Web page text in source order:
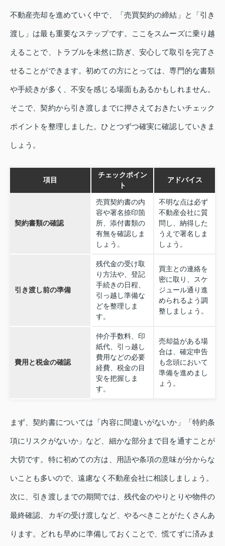
不動産売却を進めていく中で、「売買契約の締結」と「引き
渡し」は最も重要なステップです。ここをスムーズに乗り越
えることで、トラブルを未然に防ぎ、安心して取引を完了さ
せることができます。初めての方にとっては、専門的な書類
や手続きが多く、不安を感じる場面もあるかもしれません。
そこで、契約から引き渡しまでに押さえておきたいチェック
ポイントを整理しました。ひとつずつ確実に確認していきま
しょう。
項目
チェックポイン
ト
アドバイス
契約書類の確認
売買契約書の内
容や署名捺印箇
所、添付書類の
有無を確認しま
しょう。
不明な点は必ず
不動産会社に質
問し、納得した
うえで署名しま
しょう。
引き渡し前の準備
残代金の受け取
り方法や、登記
手続きの日程、
引っ越し準備な
どを整理しま
す。
買主との連絡を
密に取り、スケ
ジュール通り進
められるよう調
整しましょう。
費用と税金の確認
仲介手数料、印
紙代、引っ越し
費用などの必要
経費、税金の目
安を把握しま
す。
売却益がある場
合は、確定申告
も念頭において
準備を進めまし
ょう。
まず、契約書については「内容に間違いがないか」「特約条
項にリスクがないか」など、細かな部分まで目を通すことが
大切です。特に初めての方は、用語や条項の意味が分からな
いことも多いので、遠慮なく不動産会社に相談しましょう。
次に、引き渡しまでの期間では、残代金のやりとりや物件の
最終確認、カギの受け渡しなど、やるべきことがたくさんあ
ります。どれも早めに準備しておくことで、慌てずに済みま